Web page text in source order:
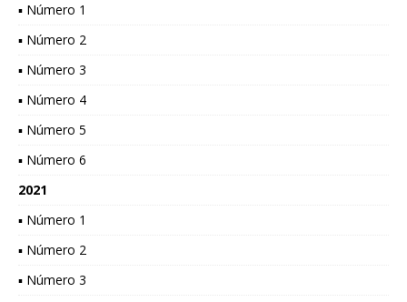
▪ Número 1
▪ Número 2
▪ Número 3
▪ Número 4
▪ Número 5
▪ Número 6
2021
▪ Número 1
▪ Número 2
▪ Número 3